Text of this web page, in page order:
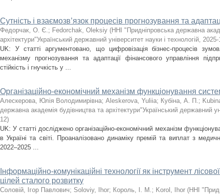
Сутність і взаємозв’язок процесів прогнозування та
Федорчак, О. Є.; Fedorchak, Oleksiy (ННІ "Придніпровська державна
архітектури"Український державний університет науки і технологій, 2025-
UK: У статті аргументовано, що цифровізація бізнес-процесів
механізму прогнозування та адаптації фінансового управління
стійкість і гнучкість у ...
Організаційно-економічний механізм функціонування
Алескерова, Юлія Володимирівна; Aleskerova, Yuliia; Кубіна, А. П.;
державна академія будівництва та архітектури"Український державний
12)
UK: У статті досліджено організаційно-економічний механізм
в Україні та світі. Проаналізовано динаміку премій та виплат з
2022–2025 ...
Інформаційно-комунікаційні технології як інструмент
цілей сталого розвитку
Соловій, Ігор Павлович; Soloviy, Ihor; Король, І. М.; Korol, Ihor (ННІ